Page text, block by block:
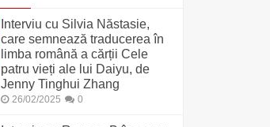
Interviu cu Silvia Năstasie,
care semnează traducerea în
limba română a cărții Cele
patru vieți ale lui Daiyu, de
Jenny Tinghui Zhang
26/02/2025 0